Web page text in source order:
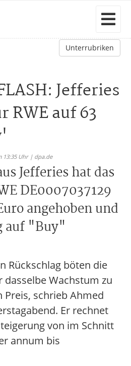
Unterrubriken
Jefferies
RWE auf 63
13:35 Uhr | dpa.de
Jefferies hat das
DE0007037129
angehoben und
auf "Buy"
Rückschlag böten die
dasselbe Wachstum zu
schrieb Ahmed
Er rechnet
von im Schnitt
annum bis